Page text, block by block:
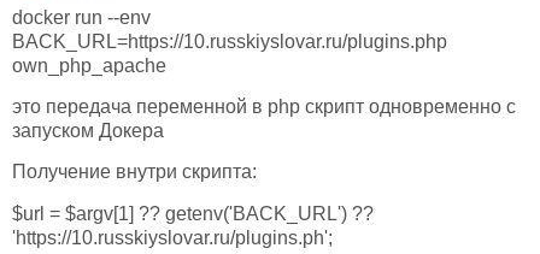
docker run --env
BACK_URL=https://10.russkiyslovar.ru/plugins.php
own_php_apache
это передача переменной в php скрипт одновременно с
запуском Докера
Получение внутри скрипта:
$url = $argv[1] ?? getenv('BACK_URL') ??
'https://10.russkiyslovar.ru/plugins.ph';